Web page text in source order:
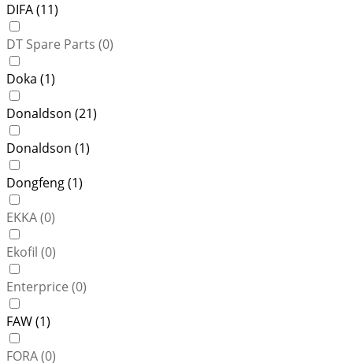
DIFA (11)
DT Spare Parts (0)
Doka (1)
Donaldson (21)
Donaldson (1)
Dongfeng (1)
EKKA (0)
Ekofil (0)
Enterprice (0)
FAW (1)
FORA (0)